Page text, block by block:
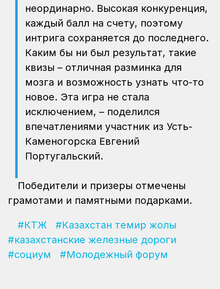
неординарно. Высокая конкуренция,
каждый балл на счету, поэтому
интрига сохраняется до последнего.
Каким бы ни был результат, такие
квизы – отличная разминка для
мозга и возможность узнать что-то
новое. Эта игра не стала
исключением, – поделился
впечатлениями участник из Усть-
Каменогорска Евгений
Португальский.
Победители и призеры отмечены
грамотами и памятными подарками.
#КТЖ
#Казахстан темир жолы
#казахстанские железные дороги
#социум
#Молодежный форум